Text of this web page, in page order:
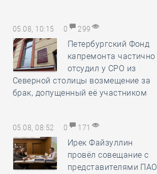
05.08, 10:15 0 299
Петербургский Фонд
капремонта частично
отсудил у СРО из
Северной столицы возмещение за
брак, допущенный её участником
05.08, 08:52 0 171
Ирек Файзуллин
провёл совещание с
представителями ПАО